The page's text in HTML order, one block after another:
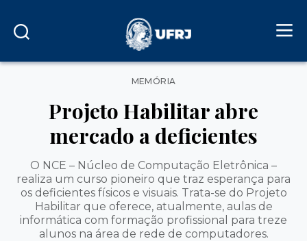
Categorias
MEMÓRIA
Projeto Habilitar abre
mercado a deficientes
O NCE – Núcleo de Computação Eletrônica –
realiza um curso pioneiro que traz esperança para
os deficientes físicos e visuais. Trata-se do Projeto
Habilitar que oferece, atualmente, aulas de
informática com formação profissional para treze
alunos na área de rede de computadores.